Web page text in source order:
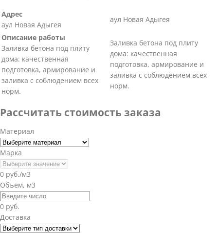
Адрес
аул Новая Адыгея
аул Новая Адыгея
Описание работы
Заливка бетона под плиту
дома: качественная
подготовка, армирование и
заливка с соблюдением всех
норм.
Заливка бетона под плиту
дома: качественная
подготовка, армирование и
заливка с соблюдением всех
норм.
Рассчитать стоимость заказа
Материал
Марка
0 руб./м3
Объем, м3
0 руб.
Доставка